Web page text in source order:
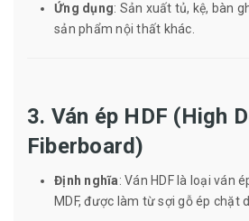
Ứng dụng: Sản xuất tủ, kệ, bàn
sản phẩm nội thất khác.
3. Ván ép HDF (High
Fiberboard)
Định nghĩa: Ván HDF là loại ván
MDF, được làm từ sợi gỗ ép chặt